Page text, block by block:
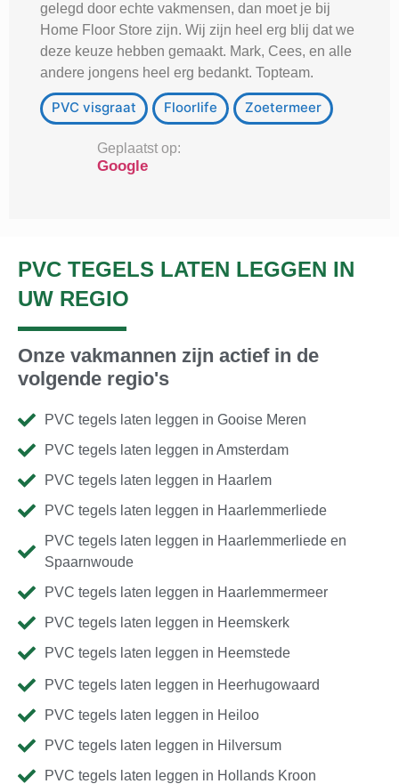
gelegd door echte vakmensen, dan moet je bij
Home Floor Store zijn. Wij zijn heel erg blij dat we
deze keuze hebben gemaakt. Mark, Cees, en alle
andere jongens heel erg bedankt. Topteam.
PVC visgraat Floorlife Zoetermeer
Geplaatst op:
Google
PVC TEGELS LATEN LEGGEN IN
UW REGIO
Onze vakmannen zijn actief in de
volgende regio's
PVC tegels laten leggen in Gooise Meren
PVC tegels laten leggen in Amsterdam
PVC tegels laten leggen in Haarlem
PVC tegels laten leggen in Haarlemmerliede
PVC tegels laten leggen in Haarlemmerliede en
Spaarnwoude
PVC tegels laten leggen in Haarlemmermeer
PVC tegels laten leggen in Heemskerk
PVC tegels laten leggen in Heemstede
PVC tegels laten leggen in Heerhugowaard
PVC tegels laten leggen in Heiloo
PVC tegels laten leggen in Hilversum
PVC tegels laten leggen in Hollands Kroon